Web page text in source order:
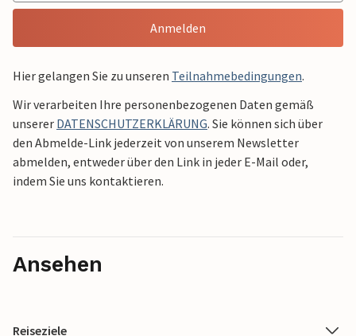
Anmelden
Hier gelangen Sie zu unseren Teilnahmebedingungen.
Wir verarbeiten Ihre personenbezogenen Daten gemäß
unserer DATENSCHUTZERKLÄRUNG. Sie können sich über
den Abmelde-Link jederzeit von unserem Newsletter
abmelden, entweder über den Link in jeder E-Mail oder,
indem Sie uns kontaktieren.
Ansehen
Reiseziele